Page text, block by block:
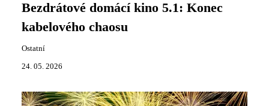
Bezdrátové domácí kino 5.1: Konec
kabelového chaosu
Ostatní
24. 05. 2026